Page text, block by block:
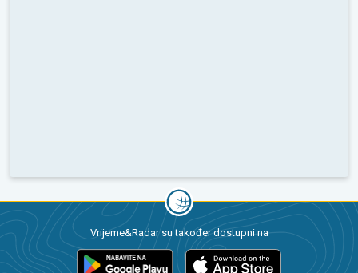
Vrijeme&Radar su također dostupni na